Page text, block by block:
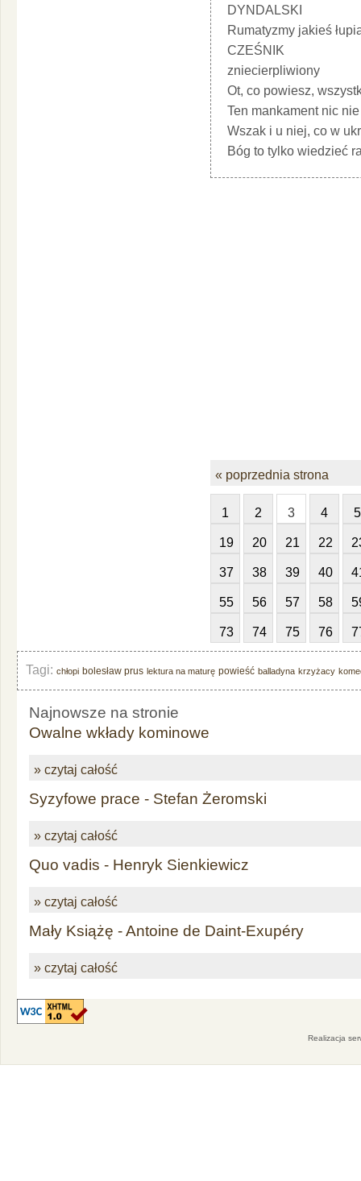
DYNDALSKI
Rumatyzmy jakieś
CZEŚNIK
zniecierpliwiony
Ot, co powiesz,
Ten mankament nic
Wszak i u niej, co w
Bóg to tylko wiedzieć
« poprzednia strona
1 2 3 4 5
19 20 21 22
37 38 39 40
55 56 57 58
73 74 75 76
Tagi: chłopi bolesław prus lektura na maturę powieść balladyna krzyżacy
Najnowsze na stronie
Owalne wkłady kominowe
» czytaj całość
Syzyfowe prace - Stefan Żeromski
» czytaj całość
Quo vadis - Henryk Sienkiewicz
» czytaj całość
Mały Książę - Antoine de Daint-Exupéry
» czytaj całość
Realizacja